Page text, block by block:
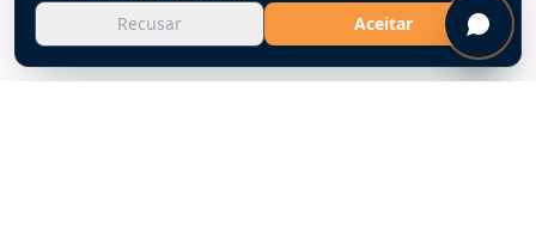
Recusar
Aceitar